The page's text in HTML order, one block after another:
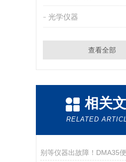
光学仪器
查看全部
相关
RELATED